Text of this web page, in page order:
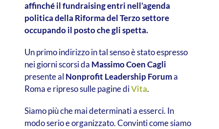
affinché il fundraising entri nell’agenda
politica della Riforma del Terzo settore
occupando il posto che gli spetta.
Un primo indirizzo in tal senso è stato espresso
nei giorni scorsi da Massimo Coen Cagli
presente al Nonprofit Leadership Foruma
Roma e ripreso sulle pagine diVita.
Siamo più che mai determinati a esserci. In
modo serio e organizzato. Convinti come siamo